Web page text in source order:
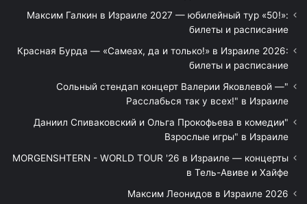
Максим Галкин в Израиле 2027 — юбилейный тур «50!»:
билеты и расписание
Красная Бурда — «Самеах, да и только!» в Израиле 2026:
билеты и расписание
"Сольный стендап концерт Валерии Яковлевой —
Расслабься так у всех!" в Израиле
"Даниил Спиваковский и Ольга Прокофьева в комедии
Взрослые игры" в Израиле
MORGENSHTERN - WORLD TOUR '26 в Израиле — концерты
в Тель-Авиве и Хайфе
Максим Леонидов в Израиле 2026